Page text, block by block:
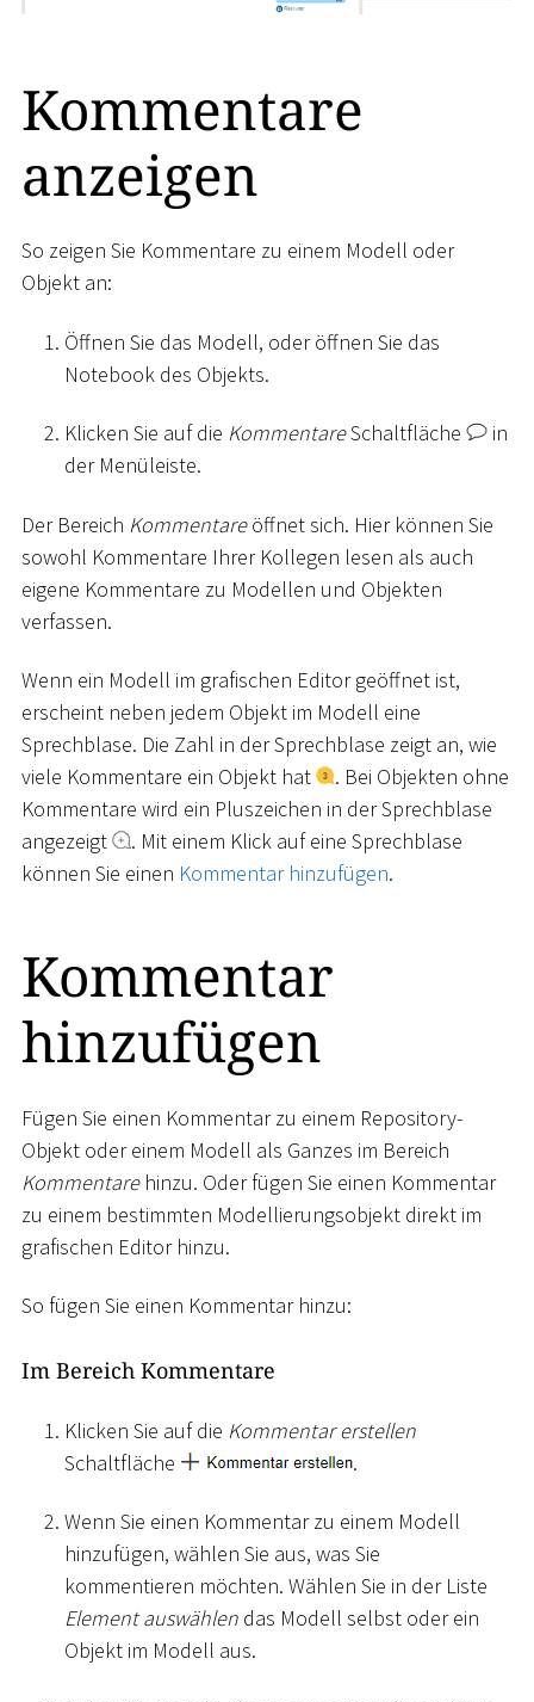
Kommentare
anzeigen
So zeigen Sie Kommentare zu einem Modell oder
Objekt an:
Öffnen Sie das Modell, oder öffnen Sie das
Notebook des Objekts.
Klicken Sie auf die KommentareSchaltfläche
in
der Menüleiste.
Der Bereich Kommentareöffnet sich. Hier können Sie
sowohl Kommentare Ihrer Kollegen lesen als auch
eigene Kommentare zu Modellen und Objekten
verfassen.
Wenn ein Modell im grafischen Editor geöffnet ist,
erscheint neben jedem Objekt im Modell eine
Sprechblase. Die Zahl in der Sprechblase zeigt an, wie
viele Kommentare ein Objekt hat
. Bei Objekten ohne
Kommentare wird ein Pluszeichen in der Sprechblase
angezeigt
. Mit einem Klick auf eine Sprechblase
können Sie einen Kommentar hinzufügen.
Kommentar
hinzufügen
Fügen Sie einen Kommentar zu einem Repository-
Objekt oder einem Modell als Ganzes im Bereich
Kommentarehinzu. Oder fügen Sie einen Kommentar
zu einem bestimmten Modellierungsobjekt direkt im
grafischen Editor hinzu.
So fügen Sie einen Kommentar hinzu:
Im Bereich Kommentare
Klicken Sie auf die Kommentar erstellen
Schaltfläche
.
Wenn Sie einen Kommentar zu einem Modell
hinzufügen, wählen Sie aus, was Sie
kommentieren möchten. Wählen Sie in der Liste
Element auswählen das Modell selbst oder ein
Objekt im Modell aus.